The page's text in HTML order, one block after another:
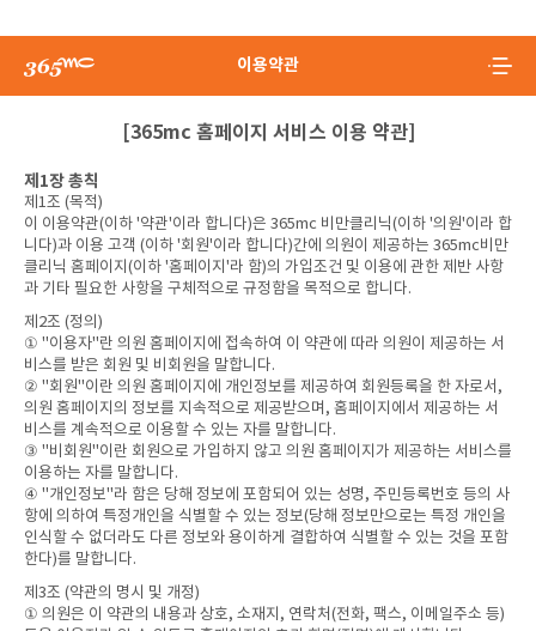
이용약관
[365mc 홈페이지 서비스 이용 약관]
제1장 총칙
제1조 (목적)
이 이용약관(이하 '약관'이라 합니다)은 365mc 비만클리닉(이하 '의원'이라 합
니다)과 이용 고객 (이하 '회원'이라 합니다)간에 의원이 제공하는 365mc비만
클리닉 홈페이지(이하 '홈페이지'라 함)의 가입조건 및 이용에 관한 제반 사항
과 기타 필요한 사항을 구체적으로 규정함을 목적으로 합니다.
제2조 (정의)
① "이용자"란 의원 홈페이지에 접속하여 이 약관에 따라 의원이 제공하는 서
비스를 받은 회원 및 비회원을 말합니다.
② "회원"이란 의원 홈페이지에 개인정보를 제공하여 회원등록을 한 자로서,
의원 홈페이지의 정보를 지속적으로 제공받으며, 홈페이지에서 제공하는 서
비스를 계속적으로 이용할 수 있는 자를 말합니다.
③ "비회원"이란 회원으로 가입하지 않고 의원 홈페이지가 제공하는 서비스를
이용하는 자를 말합니다.
④ "개인정보"라 함은 당해 정보에 포함되어 있는 성명, 주민등록번호 등의 사
항에 의하여 특정개인을 식별할 수 있는 정보(당해 정보만으로는 특정 개인을
인식할 수 없더라도 다른 정보와 용이하게 결합하여 식별할 수 있는 것을 포함
한다)를 말합니다.
제3조 (약관의 명시 및 개정)
① 의원은 이 약관의 내용과 상호, 소재지, 연락처(전화, 팩스, 이메일주소 등)